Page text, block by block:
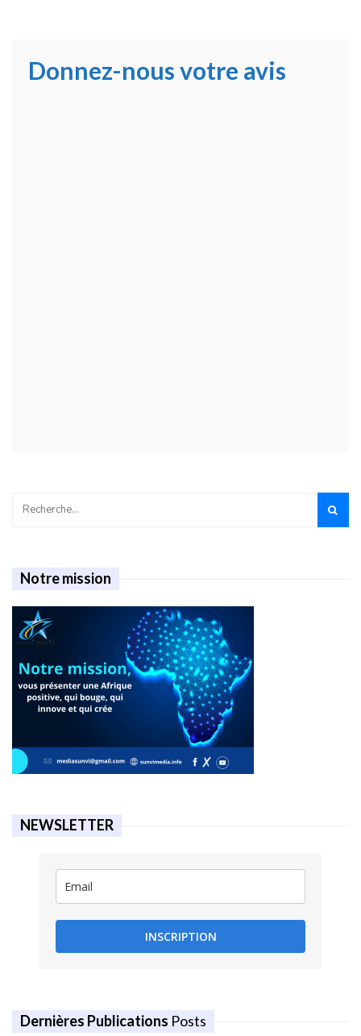
Donnez-nous votre avis
Notre mission
NEWSLETTER
INSCRIPTION
Dernières Publications Posts